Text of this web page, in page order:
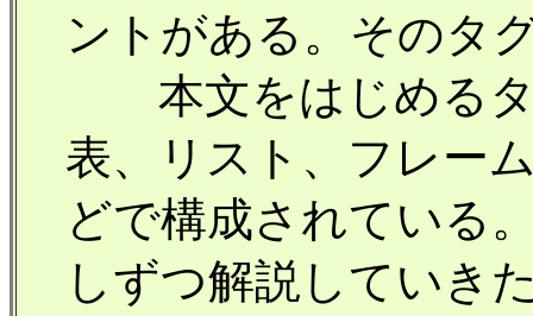
ントがある。そのタ
本文をはじめるタ
表、リスト、フレー
どで構成されている
しずつ解説していき